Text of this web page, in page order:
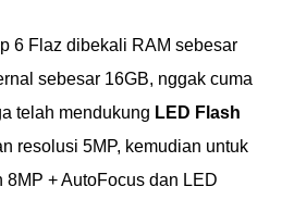
6 Flaz dibekali RAM sebesar
sebesar 16GB, nggak cuma
telah mendukung LED Flash
resolusi 5MP, kemudian untuk
+ AutoFocus dan LED